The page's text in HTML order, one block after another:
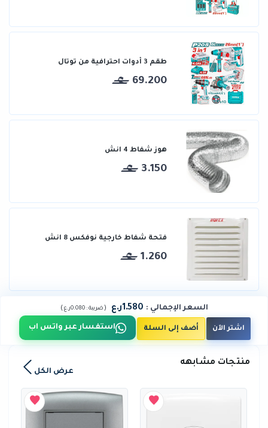
طقم 3 أدوات احترافية من توتال
69.200
هوز شفاط 4 انش
3.150
فتحة شفاط خارجية نوفكس 8 انش
1.260
السعر الإجمالي : 1.580ر.ع ( ضريبة :0.080ر.ع )
اشتر الآن أضف إلى السلة استفسار عبر واتس اب
منتجات مشابهه
عرض الكل